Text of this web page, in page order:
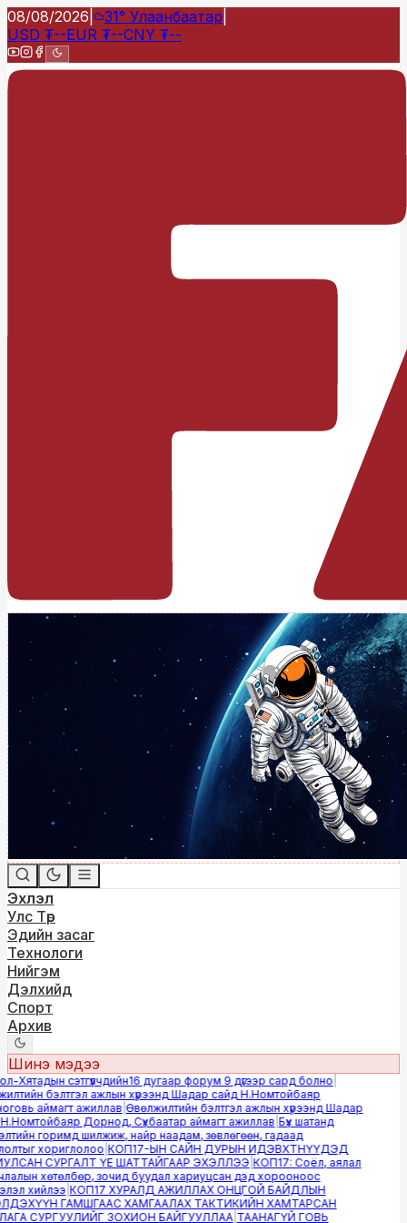
08/08/2026 31° Улаанбаатар
USD ₮--EUR ₮--CNY ₮--
Эхлэл
Улс Төр
Эдийн засаг
Технологи
Нийгэм
Дэлхийд
Спорт
Архив
Шинэ мэдээ
сэтгүүлчдийн16 дугаар форум 9 дүгээр сард болно|
бэлтгэл ажлын хүрээнд Шадар сайд Н.Номтойбаяр
аймагт ажиллав|Өвөлжилтийн бэлтгэл ажлын хүрээнд Шадар
Дорнод, Сүхбаатар аймагт ажиллав|Бүх шатанд
горимд шилжиж, найр наадам, зөвлөгөөн, гадаад
хориглолоо|КОП17-ЫН САЙН ДУРЫН ИДЭВХТНҮҮДЭД
СУРГАЛТ ҮЕ ШАТТАЙГААР ЭХЭЛЛЭЭ|КОП17: Соёл, аялал
хөтөлбөр, зочид буудал хариуцсан дэд хорооноос
хийлээ|КОП17 ХУРАЛД АЖИЛЛАХ ОНЦГОЙ БАЙДЛЫН
ГАМШГААС ХАМГААЛАХ ТАКТИКИЙН ХАМТАРСАН
СУРГУУЛИЙГ ЗОХИОН БАЙГУУЛЛАА|ТААНАГҮЙ ГОВЬ